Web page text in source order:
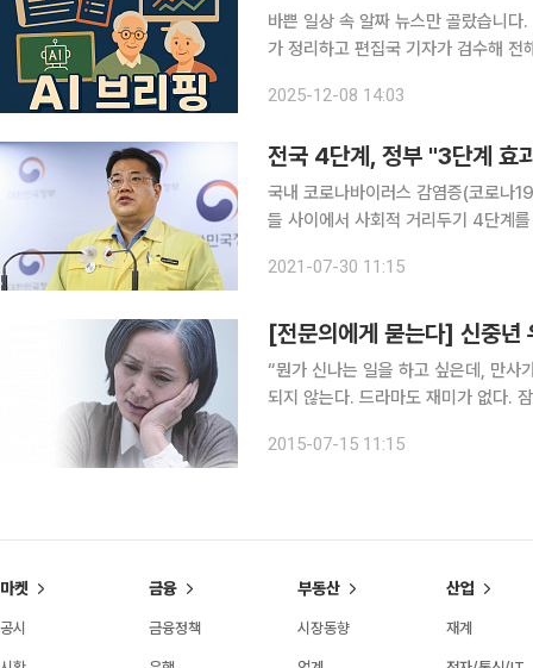
바쁜 일상 속 알짜 뉴스만 골랐습니다
가 정리하고 편집국 기자가 검수해 전해드립니다. ◆민주당, 9일 정년연장
종안을 도출할 계획이며, 올해 안 입
2025-12-08 14:03
전국 4단계, 정부 "3단계 효
국내 코로나바이러스 감염증(코로나
들 사이에서 사회적 거리두기 4단계
2021-07-30 11:15
[전문의에게 묻는다] 신중년
“뭔가 신나는 일을 하고 싶은데, 만사
되지 않는다. 드라마도 재미가 없다. 잠도 잘 못 이루고, 밥도 맛이 없다. 살아서 뭐하나 괜스레 이상
2015-07-15 11:15
마켓
공시
금융
금융정책
부동산
시장동향
산업
재계